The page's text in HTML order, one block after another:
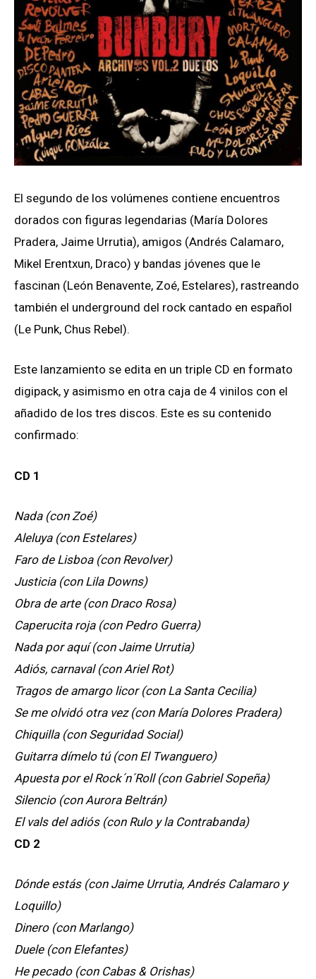
El segundo de los volúmenes contiene encuentros
dorados con figuras legendarias (María Dolores
Pradera, Jaime Urrutia), amigos (Andrés Calamaro,
Mikel Erentxun, Draco) y bandas jóvenes que le
fascinan (León Benavente, Zoé, Estelares), rastreando
también el underground del rock cantado en español
(Le Punk, Chus Rebel).
Este lanzamiento se edita en un triple CD en formato
digipack, y asimismo en otra caja de 4 vinilos con el
añadido de los tres discos. Este es su contenido
confirmado:
CD 1
Nada (con Zoé)
Aleluya (con Estelares)
Faro de Lisboa (con Revolver)
Justicia (con Lila Downs)
Obra de arte (con Draco Rosa)
Caperucita roja (con Pedro Guerra)
Nada por aquí (con Jaime Urrutia)
Adiós, carnaval (con Ariel Rot)
Tragos de amargo licor (con La Santa Cecilia)
Se me olvidó otra vez (con María Dolores Pradera)
Chiquilla (con Seguridad Social)
Guitarra dímelo tú (con El Twanguero)
Apuesta por el Rock´n´Roll (con Gabriel Sopeña)
Silencio (con Aurora Beltrán)
El vals del adiós (con Rulo y la Contrabanda)
CD 2
Dónde estás (con Jaime Urrutia, Andrés Calamaro y
Loquillo)
Dinero (con Marlango)
Duele (con Elefantes)
He pecado (con Cabas & Orishas)